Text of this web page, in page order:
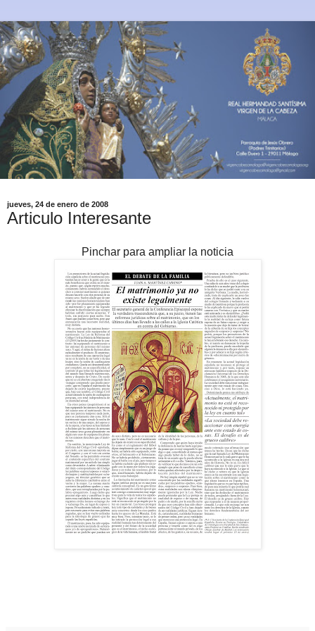
jueves, 24 de enero de 2008
Articulo Interesante
Pinchar para ampliar la noticia